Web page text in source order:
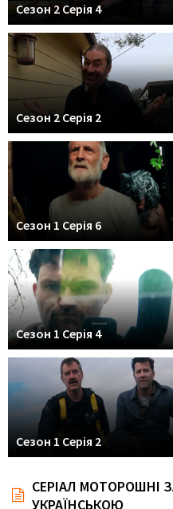
Сезон 2 Серія 4
Сезон 2 Серія 2
Сезон 1 Серія 6
Сезон 1 Серія 4
Сезон 1 Серія 2
СЕРІАЛ МОТОРОШНІ
УКРАЇНСЬКОЮ